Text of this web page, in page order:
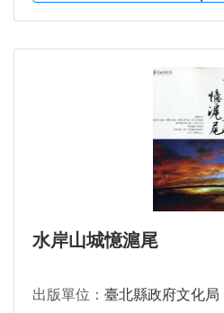
水岸山城憶滬尾
出版單位： 臺北縣政府文化局